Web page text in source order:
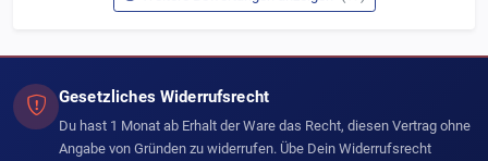
Gesetzliches Widerrufsrecht
Du hast 1 Monat ab Erhalt der Ware das Recht, diesen Vertrag ohne
Angabe von Gründen zu widerrufen. Übe Dein Widerrufsrecht